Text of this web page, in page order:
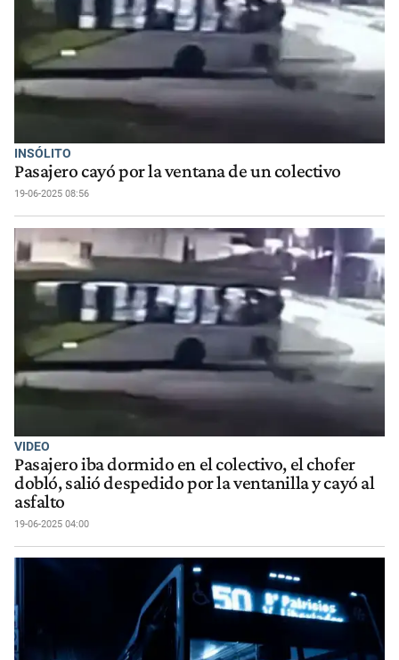
INSÓLITO
Pasajero cayó por la ventana de un colectivo
19-06-2025 08:56
VIDEO
Pasajero iba dormido en el colectivo, el chofer
dobló, salió despedido por la ventanilla y cayó al
asfalto
19-06-2025 04:00